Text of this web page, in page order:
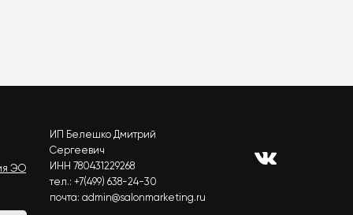
ИП Белешко Дмитрий
Сергеевич
ИНН 780431229268
тел.: +7(499) 638-24-30
почта: admin@salonmarketing.ru
ЭО